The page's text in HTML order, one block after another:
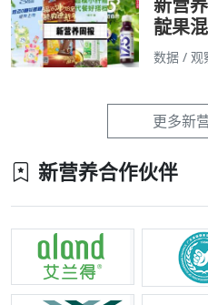
新营
靛果
数据 / 观
更多新
新营养合作伙伴